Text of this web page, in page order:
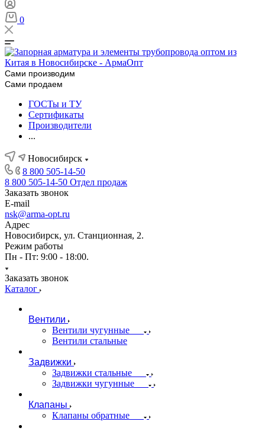
0
Сами производим
Сами продаем
ГОСТы и ТУ
Сертификаты
Производители
...
Новосибирск
8 800 505-14-50
8 800 505-14-50 Отдел продаж
Заказать звонок
E-mail
nsk@arma-opt.ru
Адрес
Новосибирск, ул. Станционная, 2.
Режим работы
Пн - Пт: 9:00 - 18:00.
Заказать звонок
Каталог
Вентили
Вентили чугунные
Вентили стальные
Задвижки
Задвижки стальные
Задвижки чугунные
Клапаны
Клапаны обратные